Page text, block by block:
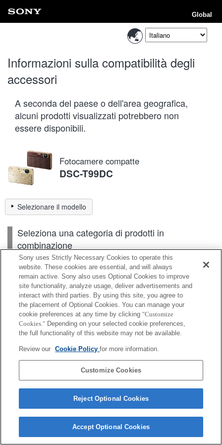
Global
Informazioni sulla compatibilità degli
accessori
A seconda del paese o dell'area geografica,
alcuni prodotti visualizzati potrebbero non
essere disponibili.
Fotocamere compatte
DSC-T99DC
Selezionare il modello
Seleziona una categoria di prodotti in
combinazione
Scheda di memoria
Alimentazione
Accessori
A seconda del paese o dell'area geografica, alcuni
prodotti visualizzati potrebbero non essere
Copyright 2026 Sony Corporation
Sony uses Strictly Necessary Cookies to operate this
website. These cookies are essential, and will always
remain active. Sony also uses Optional Cookies to improve
site functionality, analyze usage, deliver advertisements and
interact with third parties. By using this site, you agree to
the placement of Optional Cookies. You can manage your
cookie preferences at any time by clicking "Customize
Cookies." Depending on your selected cookie preferences,
the full functionality of this website may not be available.
Review our Cookie Policyfor more information.
Customize Cookies
Reject Optional Cookies
Accept Optional Cookies